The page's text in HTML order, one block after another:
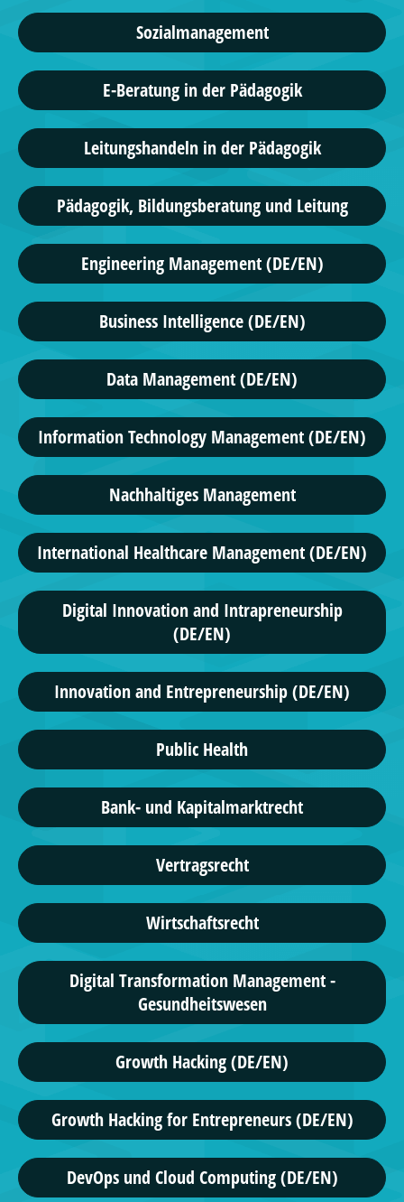
Sozialmanagement
E-Beratung in der Pädagogik
Leitungshandeln in der Pädagogik
Pädagogik, Bildungsberatung und Leitung
Engineering Management (DE/EN)
Business Intelligence (DE/EN)
Data Management (DE/EN)
Information Technology Management (DE/EN)
Nachhaltiges Management
International Healthcare Management (DE/EN)
Digital Innovation and Intrapreneurship
(DE/EN)
Innovation and Entrepreneurship (DE/EN)
Public Health
Bank- und Kapitalmarktrecht
Vertragsrecht
Wirtschaftsrecht
Digital Transformation Management -
Gesundheitswesen
Growth Hacking (DE/EN)
Growth Hacking for Entrepreneurs (DE/EN)
DevOps und Cloud Computing (DE/EN)